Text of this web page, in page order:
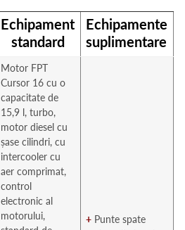
Echipament
standard
Echipamente
suplimentare
Motor FPT
Cursor 16 cu o
capacitate de
15,9 l, turbo,
motor diesel cu
șase cilindri, cu
intercooler cu
aer comprimat,
control
electronic al
motorului,
+ Punte spate